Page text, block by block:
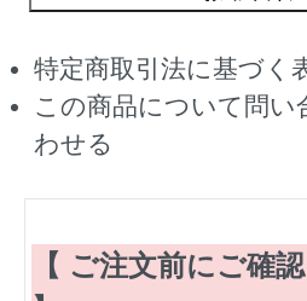
特定商取引法に基づく
この商品について問い
わせる
【 ご注文前にご確